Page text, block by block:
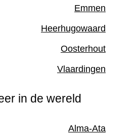
Emmen
Heerhugowaard
Oosterhout
Vlaardingen
in de wereld
Alma-Ata